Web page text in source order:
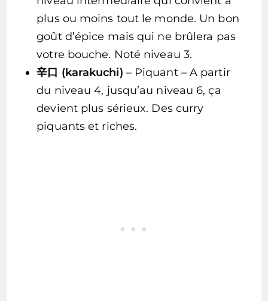
plus ou moins tout le monde. Un bon
goût d’épice mais qui ne brûlera pas
votre bouche. Noté niveau 3.
辛口 (karakuchi) – Piquant – A partir
du niveau 4, jusqu’au niveau 6, ça
devient plus sérieux. Des curry
piquants et riches.